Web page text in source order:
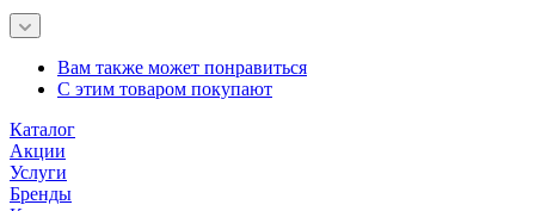
Вам также может понравиться
С этим товаром покупают
Каталог
Акции
Услуги
Бренды